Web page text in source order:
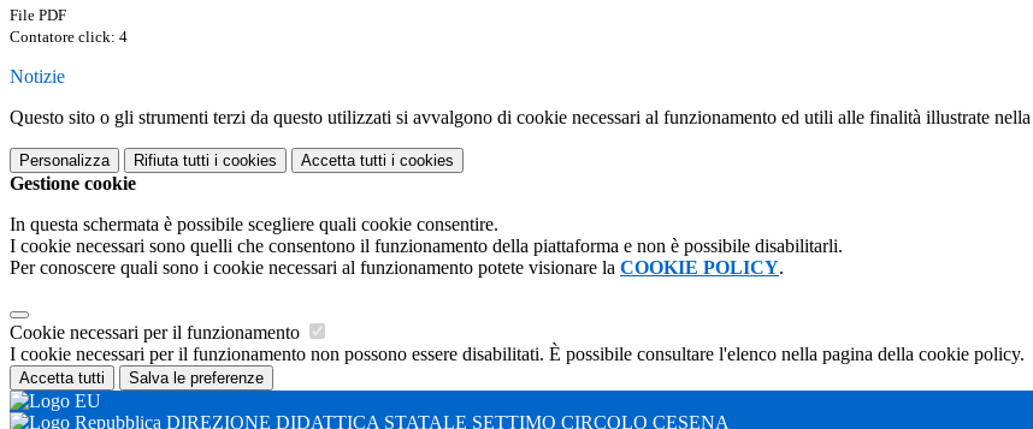
File PDF
Contatore click: 4
Notizie
Questo sito o gli strumenti terzi da questo utilizzati si avvalgono di cookie necessari al funzionamento ed utili alle finalità illustrate nella
Personalizza Rifiuta tutti i cookies Accetta tutti i cookies
Gestione cookie
In questa schermata è possibile scegliere quali cookie consentire.
I cookie necessari sono quelli che consentono il funzionamento della piattaforma e non è possibile disabilitarli.
Per conoscere quali sono i cookie necessari al funzionamento potete visionare la COOKIE POLICY.
Cookie necessari per il funzionamento
I cookie necessari per il funzionamento non possono essere disabilitati. È possibile consultare l'elenco nella pagina della cookie policy.
Accetta tutti Salva le preferenze
DIREZIONE DIDATTICA STATALE SETTIMO CIRCOLO CESENA